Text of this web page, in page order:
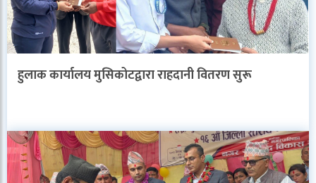
हुलाक कार्यालय मुसिकोटद्वारा राहदानी वितरण सुरू